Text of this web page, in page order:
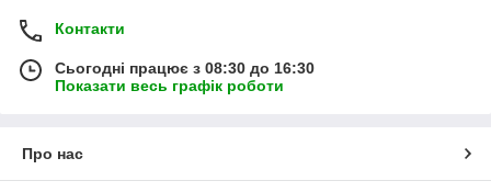
Контакти
Сьогодні працює з 08:30 до 16:30
Показати весь графік роботи
Про нас